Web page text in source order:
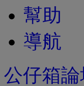
幫助
導航
公仔箱論